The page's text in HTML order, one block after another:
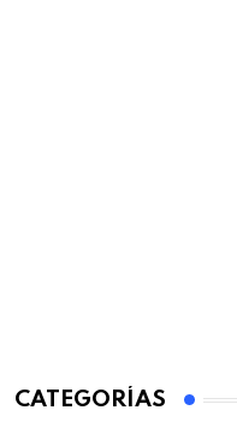
CATEGORÍAS